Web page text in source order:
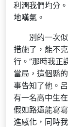
利潤我們均分
地嘆氣。
別的一次
措施了，能不
行。”那時我正
當局，這個縣
事告知了他。
有一名高中生
假如路遠能寫
進感化，同時